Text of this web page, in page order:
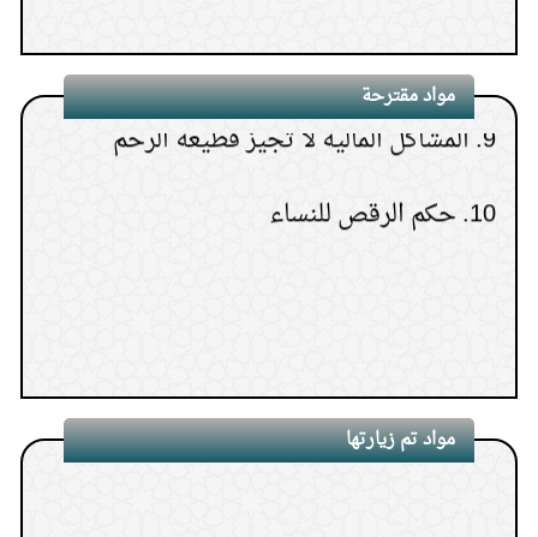
مواد مقترحة
9. المشاكل المالية لا تجيز قطيعة الرحم
مواد تم زيارتها